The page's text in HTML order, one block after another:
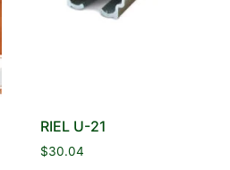
RIEL U-21
$30.04